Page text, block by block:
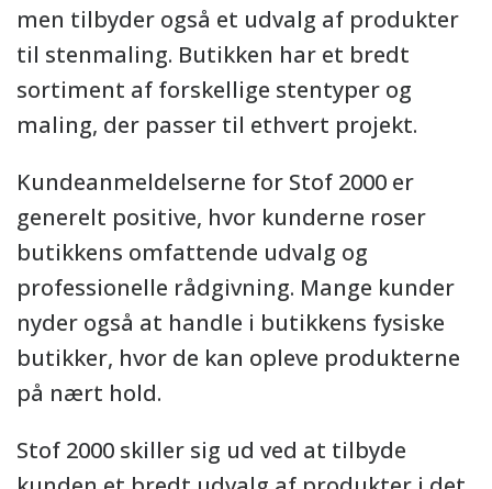
men tilbyder også et udvalg af produkter
til stenmaling. Butikken har et bredt
sortiment af forskellige stentyper og
maling, der passer til ethvert projekt.
Kundeanmeldelserne for Stof 2000 er
generelt positive, hvor kunderne roser
butikkens omfattende udvalg og
professionelle rådgivning. Mange kunder
nyder også at handle i butikkens fysiske
butikker, hvor de kan opleve produkterne
på nært hold.
Stof 2000 skiller sig ud ved at tilbyde